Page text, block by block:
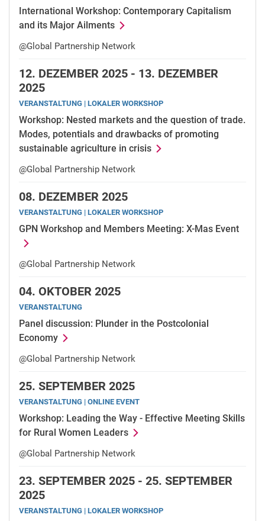
International Workshop: Contemporary Capitalism
and its Major Ailments
@Global Partnership Network
12. DEZEMBER 2025 - 13. DEZEMBER
2025
VERANSTALTUNG | LOKALER WORKSHOP
Workshop: Nested markets and the question of trade.
Modes, potentials and drawbacks of promoting
sustainable agriculture in crisis
@Global Partnership Network
08. DEZEMBER 2025
VERANSTALTUNG | LOKALER WORKSHOP
GPN Workshop and Members Meeting: X-Mas Event
@Global Partnership Network
04. OKTOBER 2025
VERANSTALTUNG
Panel discussion: Plunder in the Postcolonial
Economy
@Global Partnership Network
25. SEPTEMBER 2025
VERANSTALTUNG | ONLINE EVENT
Workshop: Leading the Way - Effective Meeting Skills
for Rural Women Leaders
@Global Partnership Network
23. SEPTEMBER 2025 - 25. SEPTEMBER
2025
VERANSTALTUNG | LOKALER WORKSHOP